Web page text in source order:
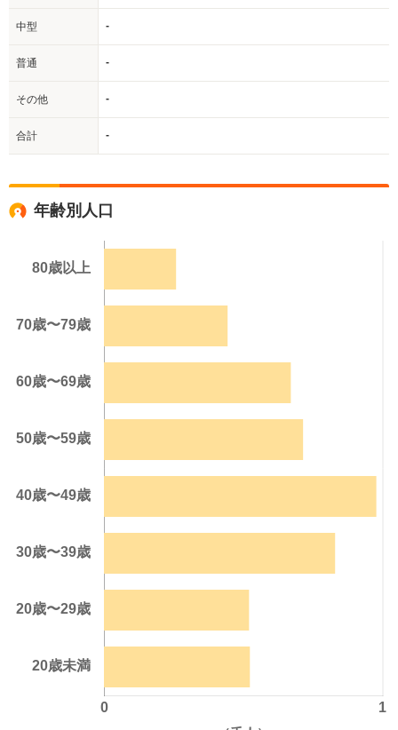
中型 -
普通 -
その他 -
合計 -
年齢別人口